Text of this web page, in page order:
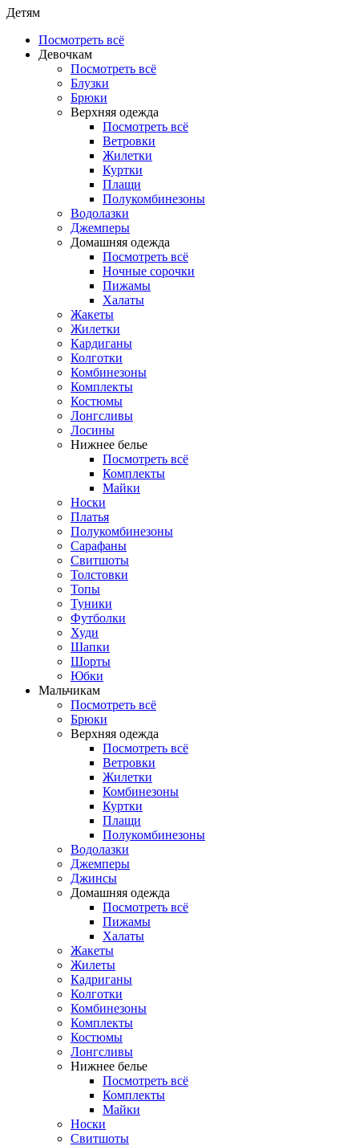
Детям
Посмотреть всё
Девочкам
Посмотреть всё
Блузки
Брюки
Верхняя одежда
Посмотреть всё
Ветровки
Жилетки
Куртки
Плащи
Полукомбинезоны
Водолазки
Джемперы
Домашняя одежда
Посмотреть всё
Ночные сорочки
Пижамы
Халаты
Жакеты
Жилетки
Кардиганы
Колготки
Комбинезоны
Комплекты
Костюмы
Лонгсливы
Лосины
Нижнее белье
Посмотреть всё
Комплекты
Майки
Носки
Платья
Полукомбинезоны
Сарафаны
Свитшоты
Толстовки
Топы
Туники
Футболки
Худи
Шапки
Шорты
Юбки
Мальчикам
Посмотреть всё
Брюки
Верхняя одежда
Посмотреть всё
Ветровки
Жилетки
Комбинезоны
Куртки
Плащи
Полукомбинезоны
Водолазки
Джемперы
Джинсы
Домашняя одежда
Посмотреть всё
Пижамы
Халаты
Жакеты
Жилеты
Кадриганы
Колготки
Комбинезоны
Комплекты
Костюмы
Лонгсливы
Нижнее белье
Посмотреть всё
Комплекты
Майки
Носки
Свитшоты